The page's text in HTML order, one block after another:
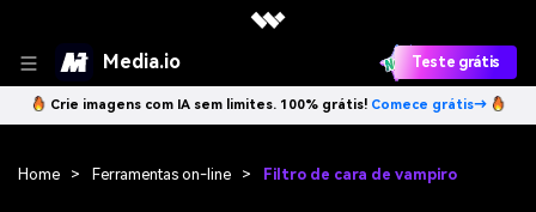
Media.io Teste grátis
Crie imagens com IA sem limites. 100% grátis! Comece grátis→
Home > Ferramentas on-line > Filtro de cara de vampiro